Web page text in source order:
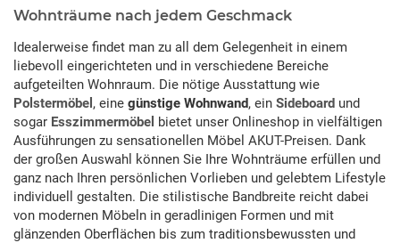
Wohnträume nach jedem Geschmack
Idealerweise findet man zu all dem Gelegenheit in einem
liebevoll eingerichteten und in verschiedene Bereiche
aufgeteilten Wohnraum. Die nötige Ausstattung wie
Polstermöbel , eine günstige Wohnwand, ein Sideboard und
sogar Esszimmermöbel bietet unser Onlineshop in vielfältigen
Ausführungen zu sensationellen Möbel AKUT-Preisen. Dank
der großen Auswahl können Sie Ihre Wohnträume erfüllen und
ganz nach Ihren persönlichen Vorlieben und gelebtem Lifestyle
individuell gestalten. Die stilistische Bandbreite reicht dabei
von modernen Möbeln in geradlinigen Formen und mit
glänzenden Oberflächen bis zum traditionsbewussten und